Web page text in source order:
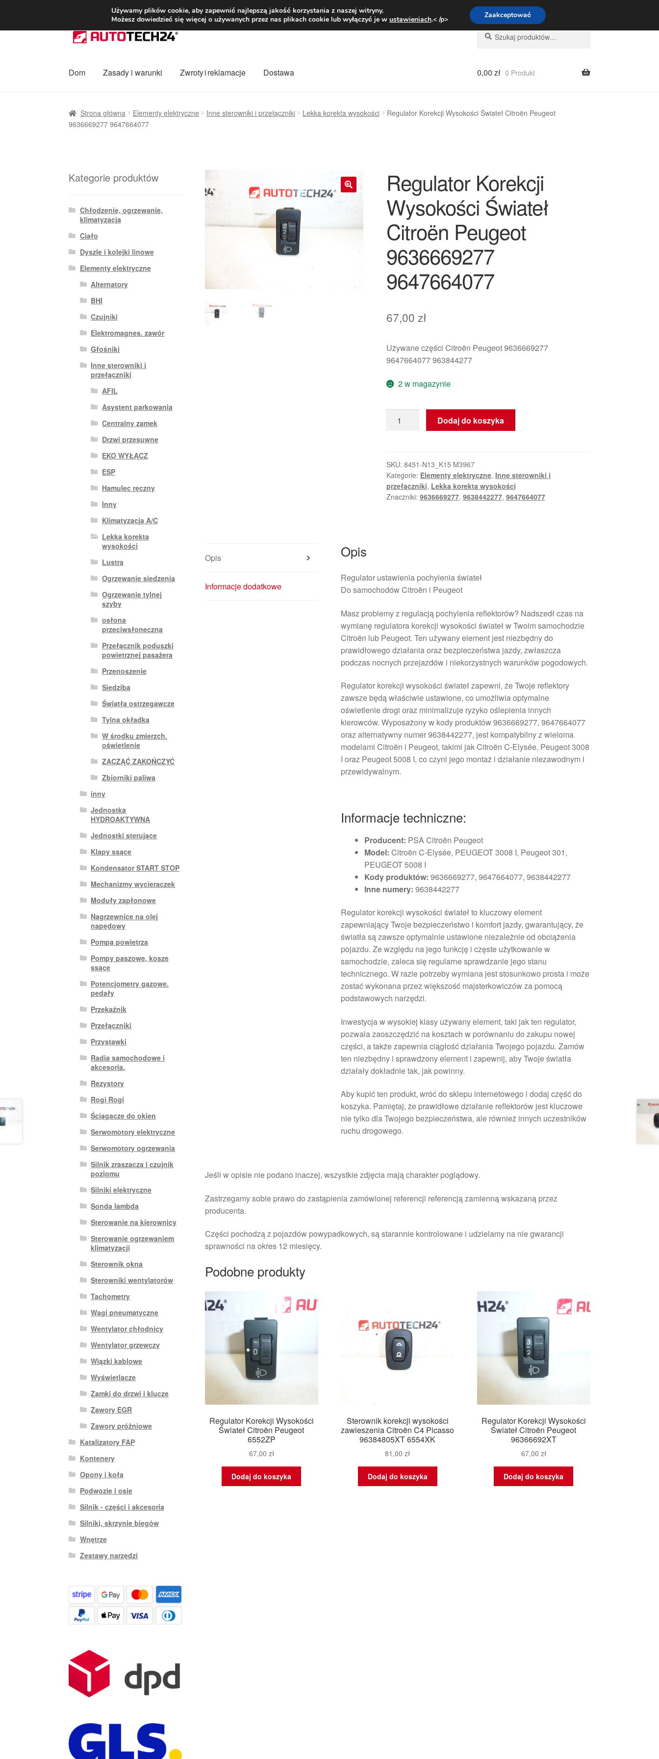
DOSTAWA od 31 zł Pn.-pt. 9:00-16:00800 003 167
Przejdź
do
Przejdź
do
Szukaj:
Szukaj
Dom Zasady i warunki Zwroty i reklamacje Dostawa
Procedura reklamacyjna
0,00 zł 0 Produkt
Strona główna Elementy elektryczne Inne sterowniki i przełączniki Lekka korekta wysokości
Regulator Korekcji Wysokości Świateł Citroën Peugeot
9636669277 9647664077
Regulator Korekcji
Wysokości Świateł
Citroën Peugeot
9636669277
9647664077
67,00 zł
Używane części Citroën Peugeot 9636669277
9647664077 963844277
2 w magazynie
Regulator
Świateł
Citroën
Peugeot
9636669277
Dodaj do koszyka
SKU: 8451-N13_K15 M3967
Kategorie: Elementy elektryczne, Inne sterowniki i
przełączniki, Lekka korekta wysokości
Znaczniki: 9636669277, 9638442277, 9647664077
Opis
Informacje dodatkowe
Opis
Regulator ustawienia pochylenia świateł
Do samochodów Citroën i Peugeot
Masz problemy z regulacją pochylenia reflektorów? Nadszedł czas na
wymianę regulatora korekcji wysokości świateł w Twoim samochodzie
Citroën lub Peugeot. Ten używany element jest niezbędny do
prawidłowego działania oraz bezpieczeństwa jazdy, zwłaszcza
podczas nocnych przejazdów i niekorzystnych warunków pogodowych.
Regulator korekcji wysokości świateł zapewni, że Twoje reflektory
zawsze będą właściwie ustawione, co umożliwia optymalne
oświetlenie drogi oraz minimalizuje ryzyko oślepienia innych
kierowców. Wyposażony w kody produktów 9636669277, 9647664077
oraz alternatywny numer 9638442277, jest kompatybilny z wieloma
modelami Citroën i Peugeot, takimi jak Citroën C-Elysée, Peugeot 3008
I oraz Peugeot 5008 I, co czyni jego montaż i działanie niezawodnym i
przewidywalnym.
Informacje techniczne:
Producent: PSA Citroën Peugeot
Model: Citroën C-Elysée, PEUGEOT 3008 I, Peugeot 301,
PEUGEOT 5008 I
Kody produktów: 9636669277, 9647664077, 9638442277
Inne numery: 9638442277
Regulator korekcji wysokości świateł to kluczowy element
zapewniający Twoje bezpieczeństwo i komfort jazdy, gwarantujący, że
światła są zawsze optymalnie ustawione niezależnie od obciążenia
pojazdu. Ze względu na jego funkcję i częste użytkowanie w
samochodzie, zaleca się regularne sprawdzanie jego stanu
technicznego. W razie potrzeby wymiana jest stosunkowo prosta i może
zostać wykonana przez większość majsterkowiczów za pomocą
podstawowych narzędzi.
Inwestycja w wysokiej klasy używany element, taki jak ten regulator,
pozwala zaoszczędzić na kosztach w porównaniu do zakupu nowej
części, a także zapewnia ciągłość działania Twojego pojazdu. Zamów
ten niezbędny i sprawdzony element i zapewnij, aby Twoje światła
działały dokładnie tak, jak powinny.
Aby kupić ten produkt, wróć do sklepu internetowego i dodaj część do
koszyka. Pamiętaj, że prawidłowe działanie reflektorów jest kluczowe
nie tylko dla Twojego bezpieczeństwa, ale również innych uczestników
ruchu drogowego.
Jeśli w opisie nie podano inaczej, wszystkie zdjęcia mają charakter poglądowy.
Zastrzegamy sobie prawo do zastąpienia zamówionej referencji referencją zamienną wskazaną przez
producenta.
Części pochodzą z pojazdów powypadkowych, są starannie kontrolowane i udzielamy na nie gwarancji
sprawności na okres 12 miesięcy.
Podobne produkty
Regulator Korekcji Wysokości
Świateł Citroën Peugeot
6552ZP
67,00 zł
Dodaj do koszyka
Sterownik korekcji wysokości
zawieszenia Citroën C4 Picasso
96384805XT 6554XK
81,00zł
Dodaj do koszyka
Regulator Korekcji Wysokości
Świateł Citroën Peugeot
96366692XT
67,00 zł
Dodaj do koszyka
Kategorie produktów
Chłodzenie, ogrzewanie,
klimatyzacja
Ciało
Dyszle i kolejki linowe
Elementy elektryczne
Alternatory
BHI
Czujniki
Elektromagnes. zawór
Głośniki
Inne sterowniki i
przełączniki
AFIL
Asystent parkowania
Centralny zamek
Drzwi przesuwne
EKO WYŁĄCZ
ESP
Hamulec ręczny
Inny
Klimatyzacja A/C
Lekka korekta
wysokości
Lustra
Ogrzewanie siedzenia
Ogrzewanie tylnej
szyby
osłona
przeciwsłoneczna
Przełącznik poduszki
powietrznej pasażera
Przenoszenie
Siedziba
Światła ostrzegawcze
Tylna okładka
W środku zmierzch.
oświetlenie
ZACZĄĆ ZAKOŃCZYĆ
Zbiorniki paliwa
inny
Jednostka
HYDROAKTYWNA
Jednostki sterujące
Klapy ssące
Kondensator START STOP
Mechanizmy wycieraczek
Moduły zapłonowe
Nagrzewnice na olej
napędowy
Pompa powietrza
Pompy paszowe, kosze
ssące
Potencjometry gazowe.
pedały
Przekaźnik
Przełączniki
Przystawki
Radia samochodowe i
akcesoria.
Rezystory
Rogi Rogi
Ściągacze do okien
Serwomotory elektryczne
Serwomotory ogrzewania
Silnik zraszacza i czujnik
poziomu
Silniki elektryczne
Sonda lambda
Sterowanie na kierownicy
Sterowanie ogrzewaniem
klimatyzacji
Sterownik okna
Sterowniki wentylatorów
Tachometry
Wagi pneumatyczne
Wentylator chłodnicy
Wentylator grzewczy
Wiązki kablowe
Wyświetlacze
Zamki do drzwi i klucze
Zawory EGR
Zawory próżniowe
Katalizatory FAP
Kontenery
Opony i koła
Podwozie i osie
Silnik - części i akcesoria
Silniki, skrzynie biegów
Wnętrze
Zestawy narzędzi
Używamy plików cookie, aby zapewnić najlepszą jakość korzystania z naszej witryny.
Możesz dowiedzieć się więcej o używanych przez nas plikach cookie lub wyłączyć je w ustawieniach.< /p> Zaakceptować